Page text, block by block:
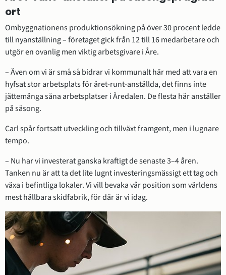
ort
Ombyggnationens produktionsökning på över 30 procent ledde
till nyanställning – företaget gick från 12 till 16 medarbetare och
utgör en ovanlig men viktig arbetsgivare i Åre.
– Även om vi är små så bidrar vi kommunalt här med att vara en
hyfsat stor arbetsplats för året-runt-anställda, det finns inte
jättemånga såna arbetsplatser i Åredalen. De flesta här anställer
på säsong.
Carl spår fortsatt utveckling och tillväxt framgent, men i lugnare
tempo.
– Nu har vi investerat ganska kraftigt de senaste 3–4 åren.
Tanken nu är att ta det lite lugnt investeringsmässigt ett tag och
växa i befintliga lokaler. Vi vill bevaka vår position som världens
mest hållbara skidfabrik, för där är vi idag.